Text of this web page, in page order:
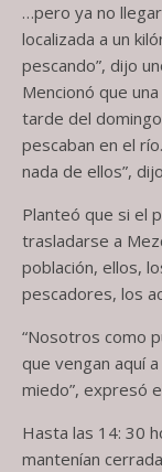
…pero ya no
localizada a un
pescando”, dijo
Mencionó que
tarde del
pescaban en el
nada de ellos”,
Planteó que si el
trasladarse a
población, ellos,
pescadores, los
“Nosotros como
que vengan aquí
miedo”, expresó
Hasta las 14: 30
mantenían